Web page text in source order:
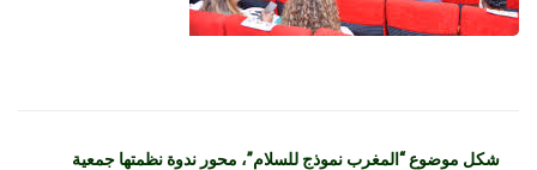
شكل موضوع “المغرب نموذج للسلام”، محور ندوة نظمتها جمعية